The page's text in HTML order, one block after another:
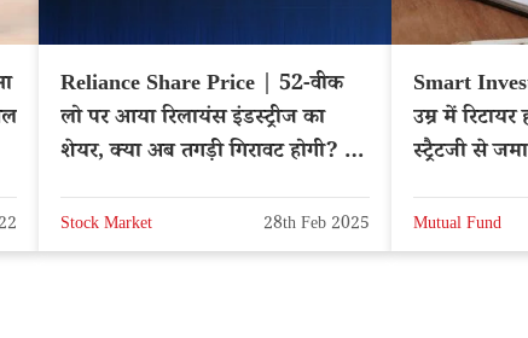
Reliance Share Price | 52-वीक
लो पर आया रिलायंस इंडस्ट्रीज का
शेयर, क्या अब तगड़ी गिरावट होगी? –
Stock Market 28th Feb 2025
Smart
उम्र में
स्ट्रैटजी से
Mutual Fund